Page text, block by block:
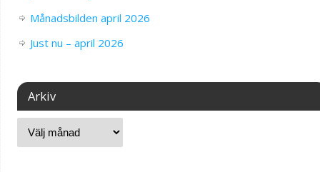
Månadsbilden april 2026
Just nu – april 2026
Arkiv